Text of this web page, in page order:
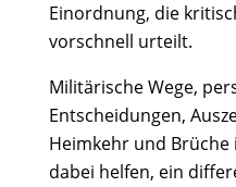
Einordnung, die
vorschnell urteilt.
Militärische Wege,
Entscheidungen,
Heimkehr und
dabei helfen, ein